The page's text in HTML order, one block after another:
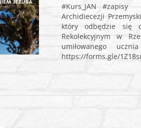
#Kurs_JAN #zapisy
Archidiecezji
który odbędzie
Rekolekcyjnym w
umiłowanego
https://forms.gle/